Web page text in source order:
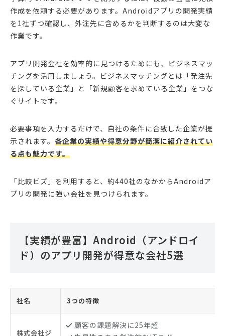
作成を依頼する必要があります。Androidアプリの開発実績
を1社ずつ確認し、外注先に含めるかを判断するのは大変な
作業です。
アプリ開発会社を効率的に見つけるためにも、ビジネスマッ
チングを活用しましょう。ビジネスマッチングとは「発注先
を探している企業」と「新規顧客を求めている企業」をつな
ぐサイトです。
必要事項を入力するだけで、自社の条件に合致した企業が提
示されます。 各企業の実績や得意分野が簡潔に紹介されてい
る点も魅力です。
「比較ビズ」を利用すると、約440社のなかからAndroidア
プリの開発に強い会社を見つけられます。
【実績が豊富】Android（アンドロイ
ド）のアプリ開発が得意な会社5選
社名 3つの特徴
株式会社ジ
顧客の課題解決に25年超